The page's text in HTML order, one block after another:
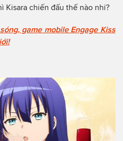
Kisara chiến đấu thế nào nhỉ?
game mobile Engage Kiss